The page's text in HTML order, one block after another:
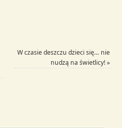
W czasie deszczu dzieci się… nie
nudzą na świetlicy!»